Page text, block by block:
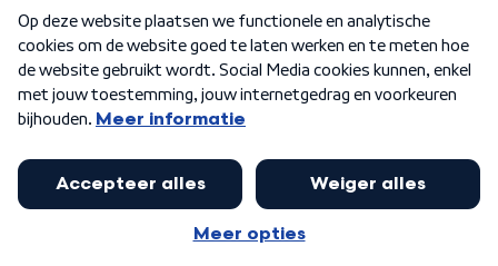
Algemene voorwaarden Privacybeleid